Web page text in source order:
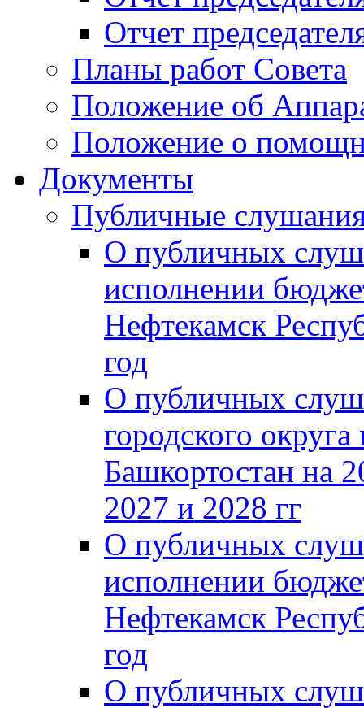
Отчет
Планы работ Совета
Положение об
Положение о
Документы
Публичные
О публичных
исполнении
Нефтекамск
год
О публичных
городского
Башкортостан на
2027 и 2028 гг
О публичных
исполнении
Нефтекамск
год
О публичных